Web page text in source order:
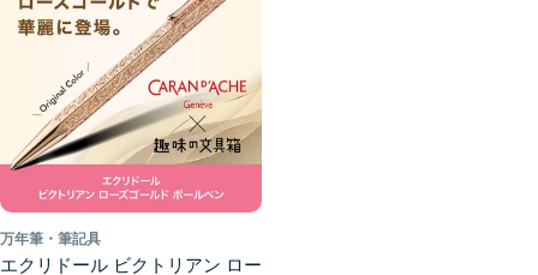
万年筆・筆記具
エクリドール ビクトリアン ロー